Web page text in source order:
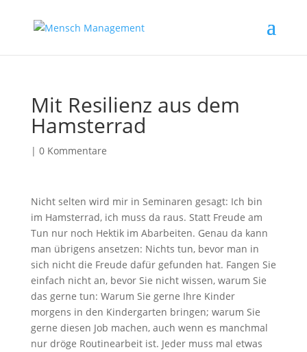
Mit Resilienz aus dem
Hamsterrad
| 0 Kommentare
Nicht selten wird mir in Seminaren gesagt: Ich bin
im Hamsterrad, ich muss da raus. Statt Freude am
Tun nur noch Hektik im Abarbeiten. Genau da kann
man übrigens ansetzen: Nichts tun, bevor man in
sich nicht die Freude dafür gefunden hat. Fangen Sie
einfach nicht an, bevor Sie nicht wissen, warum Sie
das gerne tun: Warum Sie gerne Ihre Kinder
morgens in den Kindergarten bringen; warum Sie
gerne diesen Job machen, auch wenn es manchmal
nur dröge Routinearbeit ist. Jeder muss mal etwas